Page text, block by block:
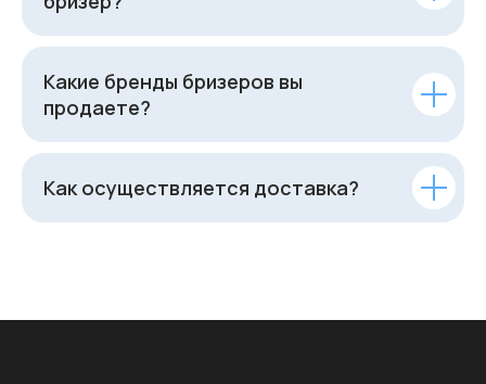
Какие бренды бризеров вы
продаете?
Как осуществляется доставка?